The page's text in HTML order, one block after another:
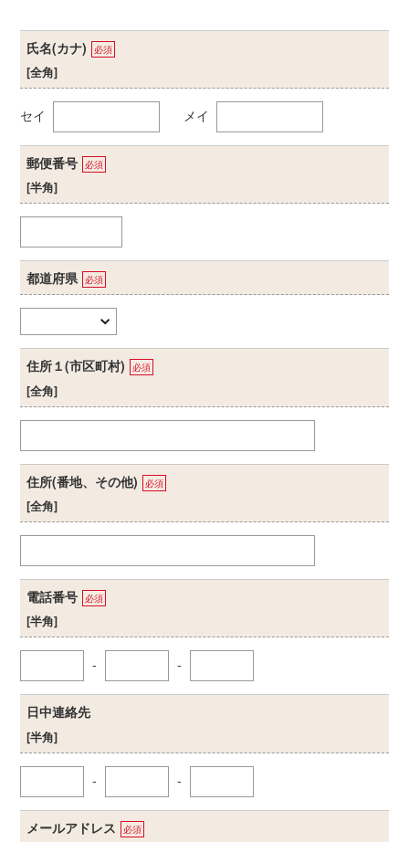
氏名(カナ) 必須
[全角]
セイ メイ
郵便番号 必須
[半角]
都道府県 必須
住所１(市区町村) 必須
[全角]
住所(番地、その他) 必須
[全角]
電話番号 必須
[半角]
- -
日中連絡先
[半角]
- -
メールアドレス 必須